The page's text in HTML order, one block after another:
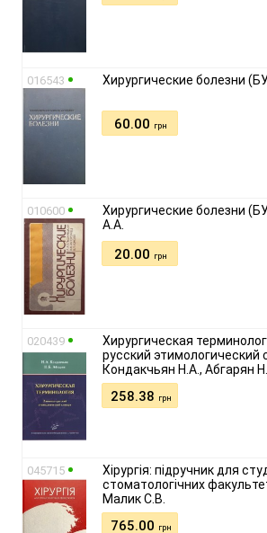
016543 Хирургические болезни
60.00 грн
010600
Хирургические болезни
А.А.
20.00 грн
020439
Хирургическая
русский этимологический
Кондакчьян Н.А., Абгарян
258.38 грн
045715
Хірургія: підручник для
стоматологічних
Малик С.В.
765.00 грн